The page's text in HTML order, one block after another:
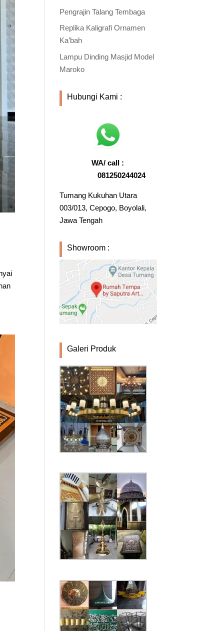
Pengrajin Talang Tembaga
Replika Kaligrafi Ornamen
Ka’bah
Lampu Dinding Masjid Model
Maroko
Hubungi Kami :
WA/ call :
081250244024
Tumang Kukuhan Utara
003/013, Cepogo, Boyolali,
Jawa Tengah
Showroom :
Galeri Produk